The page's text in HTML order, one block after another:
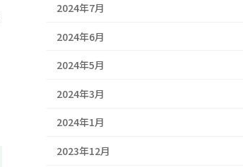
2024年7月
2024年6月
2024年5月
2024年3月
2024年1月
2023年12月